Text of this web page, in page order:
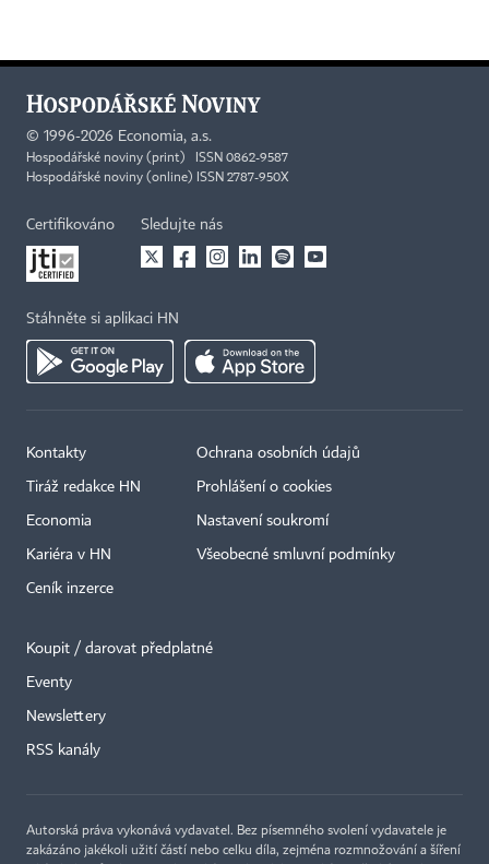
© 1996-2026 Economia, a.s.
Hospodářské noviny (print) ISSN 0862-9587
Hospodářské noviny (online) ISSN 2787-950X
Certifikováno Sledujte nás
Stáhněte si aplikaci HN
Kontakty
Tiráž redakce HN
Economia
Kariéra v HN
Ceník inzerce
Ochrana osobních údajů
Prohlášení o cookies
Nastavení soukromí
Všeobecné smluvní podmínky
Koupit / darovat předplatné
Eventy
Newslettery
RSS kanály
Autorská práva vykonává vydavatel. Bez písemného svolení vydavatele je
zakázáno jakékoli užití částí nebo celku díla, zejména rozmnožování a šíření